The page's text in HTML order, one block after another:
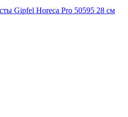
Gipfel Horeca Pro 50595 28 см